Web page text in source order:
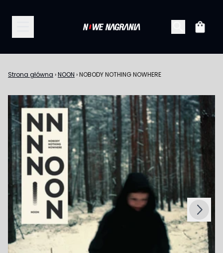
Strona główna ›NOON ›NOBODY NOTHING NOWHERE
Poprzedni
Następny